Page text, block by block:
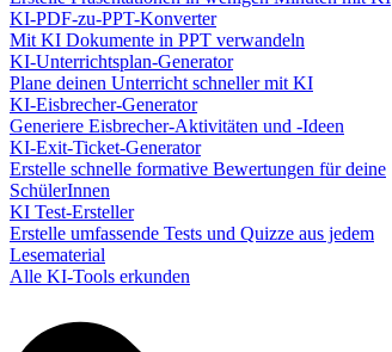
KI-PDF-zu-PPT-Konverter
Mit KI Dokumente in PPT verwandeln
KI-Unterrichtsplan-Generator
Plane deinen Unterricht schneller mit KI
KI-Eisbrecher-Generator
Generiere Eisbrecher-Aktivitäten und -Ideen
KI-Exit-Ticket-Generator
Erstelle schnelle formative Bewertungen für deine
SchülerInnen
KI Test-Ersteller
Erstelle umfassende Tests und Quizze aus jedem
Lesematerial
Alle KI-Tools erkunden